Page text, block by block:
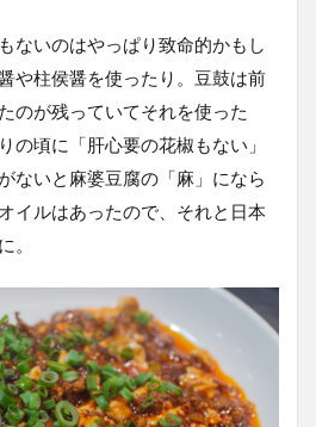
ないのはやっぱり致命的かもし
や柱侯醤を使ったり。豆鼓は前
のが残っていてそれを使った
の頃に「肝心要の花椒もない」
ないと麻婆豆腐の「麻」になら
イルはあったので、それと日本
。